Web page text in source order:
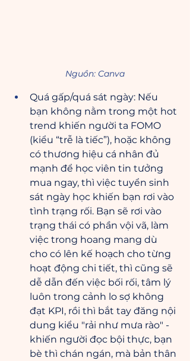
Nguồn: Canva
Quá gấp/quá sát ngày: Nếu
bạn không nằm trong một hot
trend khiến người ta FOMO
(kiểu “trễ là tiếc”), hoặc không
có thương hiệu cá nhân đủ
mạnh để học viên tin tưởng
mua ngay, thì việc tuyển sinh
sát ngày học khiến bạn rơi vào
tình trạng rối. Bạn sẽ rơi vào
trạng thái có phần vội vã, làm
việc trong hoang mang dù
cho có lên kế hoạch cho từng
hoạt động chi tiết, thì cũng sẽ
dễ dẫn đến việc bối rối, tâm lý
luôn trong cảnh lo sợ không
đạt KPI, rồi thì bắt tay đăng nội
dung kiểu "rải như mưa rào" -
khiến người đọc bội thực, bạn
bè thì chán ngán, mà bản thân